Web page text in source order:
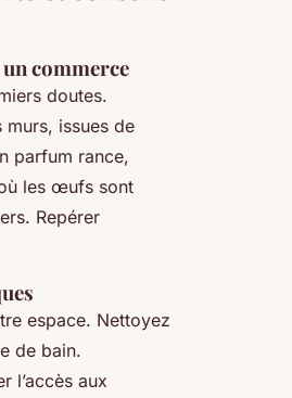
commerce
doutes.
murs, issues de
parfum rance,
les œufs sont
Repérer
espace. Nettoyez
de bain.
l’accès aux